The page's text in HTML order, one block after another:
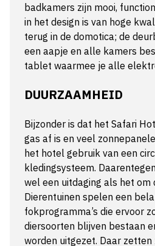
badkamers zijn mooi,
in het design is van hoge
terug in de domotica; de
een aapje en alle kamers
tablet waarmee je alle
DUURZAAMHEID
Bijzonder is dat het Safari
gas af is en veel
het hotel gebruik van een
kledingsysteem.
wel een uitdaging als het om
Dierentuinen spelen een
fokprogramma’s die ervoor
diersoorten blijven bestaan
worden uitgezet. Daar